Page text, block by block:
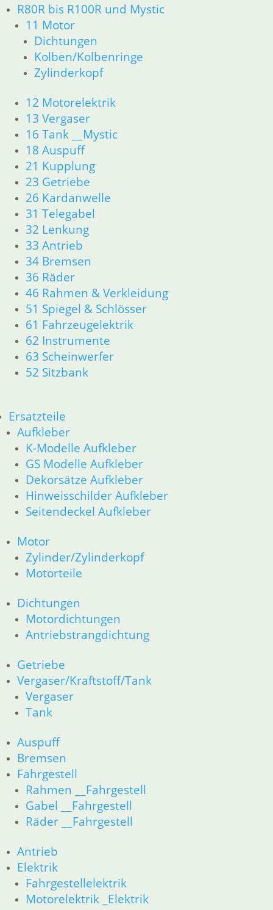
R80R bis R100R und Mystic
11 Motor
Dichtungen
Kolben/Kolbenringe
Zylinderkopf
12 Motorelektrik
13 Vergaser
16 Tank __Mystic
18 Auspuff
21 Kupplung
23 Getriebe
26 Kardanwelle
31 Telegabel
32 Lenkung
33 Antrieb
34 Bremsen
36 Räder
46 Rahmen & Verkleidung
51 Spiegel & Schlösser
61 Fahrzeugelektrik
62 Instrumente
63 Scheinwerfer
52 Sitzbank
Ersatzteile
Aufkleber
K-Modelle Aufkleber
GS Modelle Aufkleber
Dekorsätze Aufkleber
Hinweisschilder Aufkleber
Seitendeckel Aufkleber
Motor
Zylinder/Zylinderkopf
Motorteile
Dichtungen
Motordichtungen
Antriebstrangdichtung
Getriebe
Vergaser/Kraftstoff/Tank
Vergaser
Tank
Auspuff
Bremsen
Fahrgestell
Rahmen __Fahrgestell
Gabel __Fahrgestell
Räder __Fahrgestell
Antrieb
Elektrik
Fahrgestellelektrik
Motorelektrik _Elektrik